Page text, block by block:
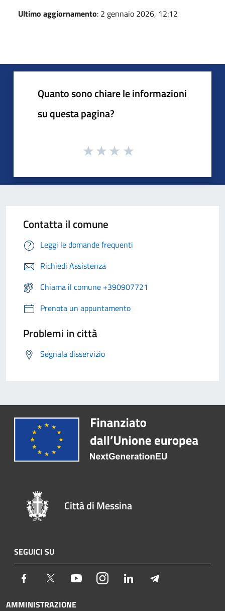
Ultimo aggiornamento: 2 gennaio 2026, 12:12
Quanto sono chiare le informazioni
su questa pagina?
Contatta il comune
Leggi le domande frequenti
Richiedi Assistenza
Chiama il comune +390907721
Prenota un appuntamento
Problemi in città
Segnala disservizio
Città di Messina
SEGUICI SU
Facebook Twitter YoutubeInstagram LinkedIn
AMMINISTRAZIONE